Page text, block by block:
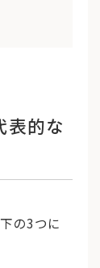
表的な
の3つに